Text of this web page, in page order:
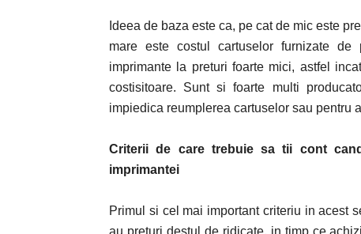
Ideea de baza este ca, pe cat de mic este
mare este costul cartuselor furnizate
imprimante la preturi foarte mici, astfel
costisitoare. Sunt si foarte multi
impiedica reumplerea cartuselor sau pentru
Criterii de care trebuie sa tii cont
imprimantei
Primul si cel mai important criteriu in acest
au preturi destul de ridicate, in timp ce